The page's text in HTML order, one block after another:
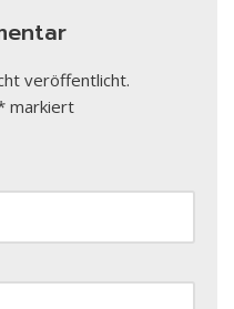
veröffentlicht.
markiert